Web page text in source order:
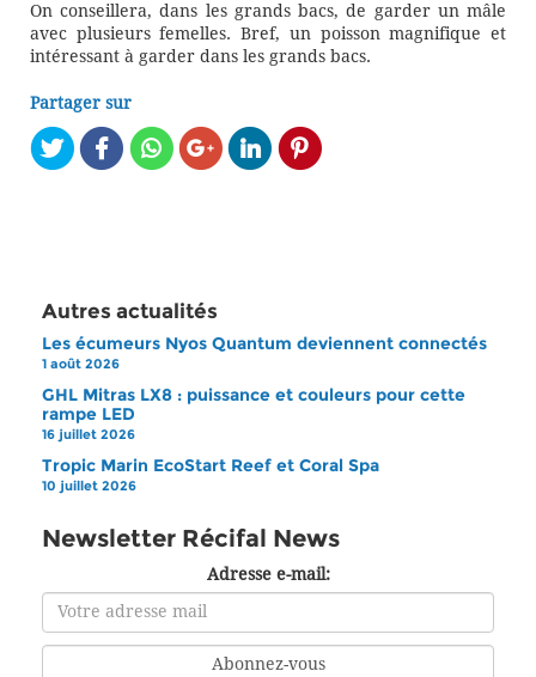
On conseillera, dans les grands bacs, de garder un mâle
avec plusieurs femelles. Bref, un poisson magnifique et
intéressant à garder dans les grands bacs.
Partager sur
Autres actualités
Les écumeurs Nyos Quantum deviennent connectés
1 août 2026
GHL Mitras LX8 : puissance et couleurs pour cette
rampe LED
16 juillet 2026
Tropic Marin EcoStart Reef et Coral Spa
10 juillet 2026
Newsletter Récifal News
Adresse e-mail: